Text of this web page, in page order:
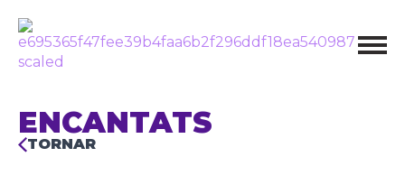
ENCANTATS
TORNAR